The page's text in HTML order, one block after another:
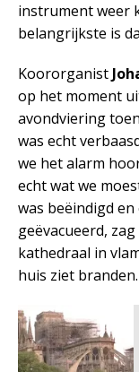
instrument weer
belangrijkste is
Koororganist
op het moment
avondviering
was echt
we het alarm
echt wat we
was beëindigd
geëvacueerd,
kathedraal in
huis ziet